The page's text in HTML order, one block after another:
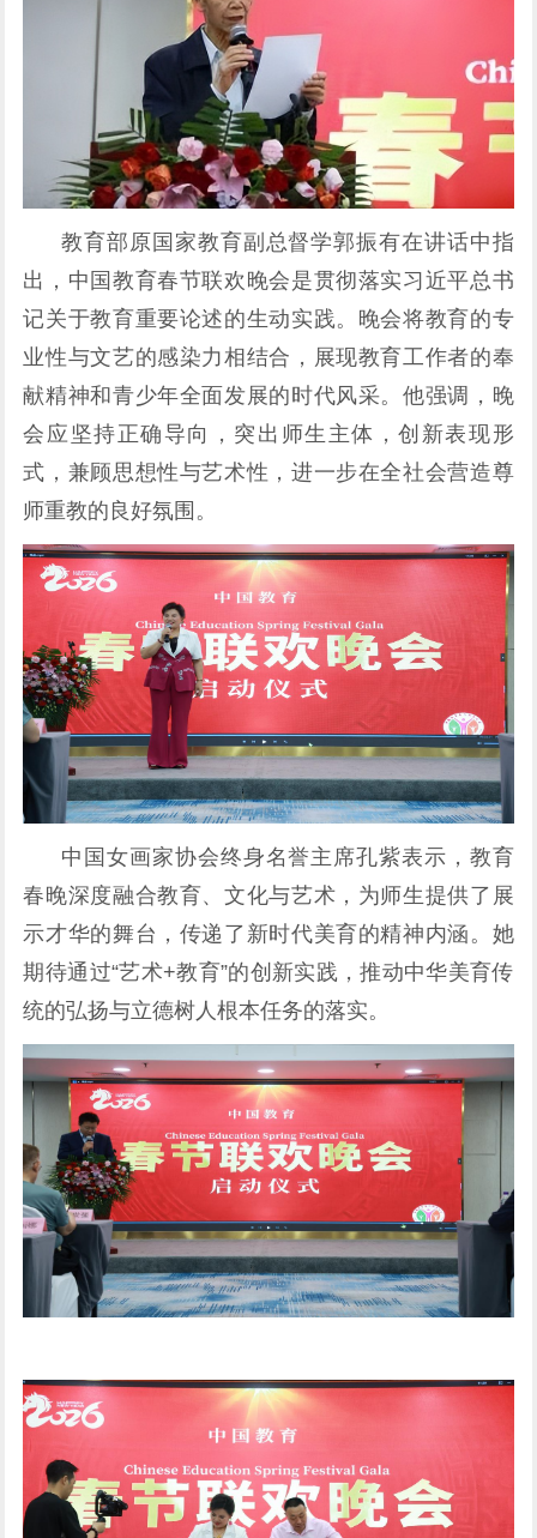
教育部原国家教育副总督学郭振有在讲话中指
出，中国教育春节联欢晚会是贯彻落实习近平总书
记关于教育重要论述的生动实践。晚会将教育的专
业性与文艺的感染力相结合，展现教育工作者的奉
献精神和青少年全面发展的时代风采。他强调，晚
会应坚持正确导向，突出师生主体，创新表现形
式，兼顾思想性与艺术性，进一步在全社会营造尊
师重教的良好氛围。
中国女画家协会终身名誉主席孔紫表示，教育
春晚深度融合教育、文化与艺术，为师生提供了展
示才华的舞台，传递了新时代美育的精神内涵。她
期待通过“艺术+教育”的创新实践，推动中华美育传
统的弘扬与立德树人根本任务的落实。